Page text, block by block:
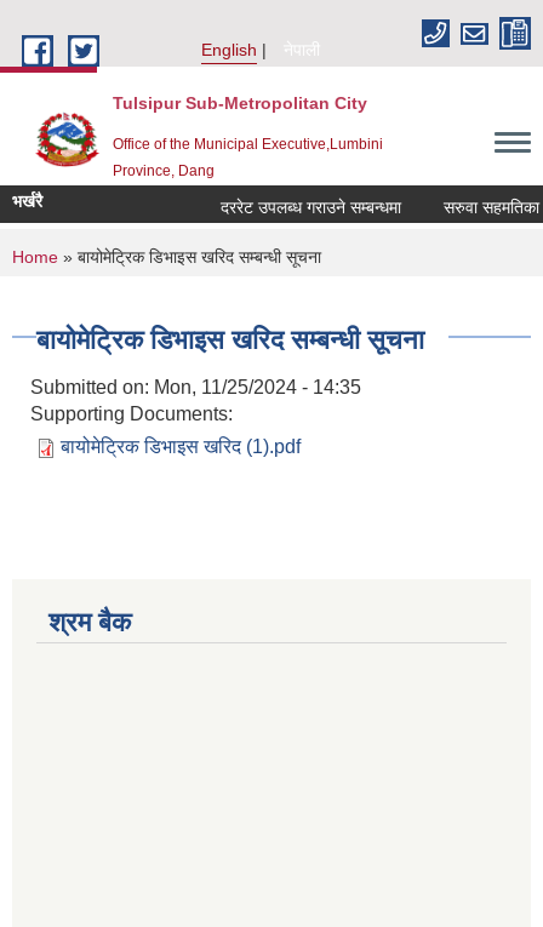
English
नेपाली
Tulsipur Sub-Metropolitan City
Office of the Municipal Executive,Lumbini
Province, Dang
भर्खरै दररेट उपलब्ध गराउने सम्बन्धमा सरुवा सहमतिका
You are here
Home » बायोमेट्रिक डिभाइस खरिद सम्बन्धी सूचना
बायोमेट्रिक डिभाइस खरिद सम्बन्धी सूचना
Submitted on: Mon, 11/25/2024 - 14:35
Supporting Documents:
बायोमेट्रिक डिभाइस खरिद (1).pdf
श्रम बैक